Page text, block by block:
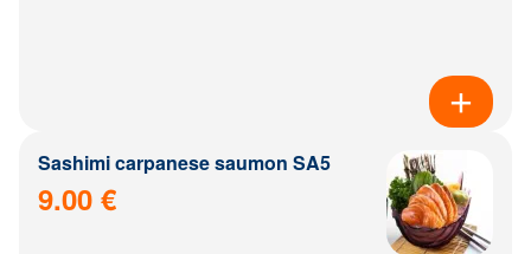
Sashimi carpanese saumon SA5
9.00 €